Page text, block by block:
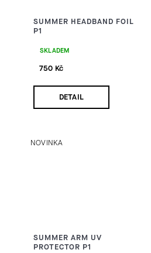
SUMMER HEADBAND FOIL
P1
SKLADEM
750 Kč
DETAIL
NOVINKA
SUMMER ARM UV
PROTECTOR P1